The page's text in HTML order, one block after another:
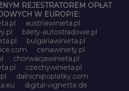
REJESTRATOREM OPŁAT
W EUROPIE:
austriawinieta.pl
bilety-autostradowe.pl
bulgariawinieta.pl
cenawiniety.pl
chorwacjawinieta.pl
czechywinieta.pl
dalnicnipoplatky.com
digital-vignette.de